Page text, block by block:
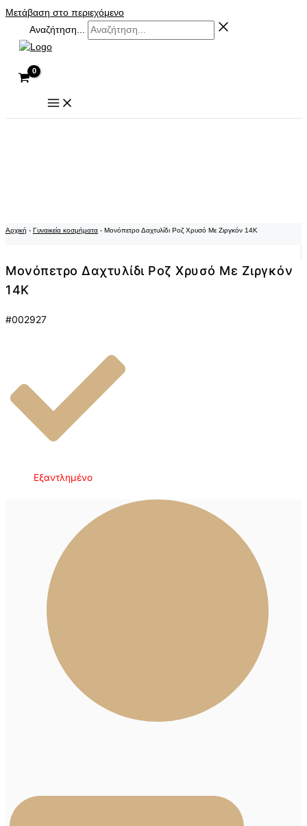
Μετάβαση στο περιεχόμενο
Αναζήτηση...
Αρχική - Γυναικεία κοσμήματα - Μονόπετρο Δαχτυλίδι Ροζ Χρυσό Με Ζιργκόν 14K
Μονόπετρο Δαχτυλίδι Ροζ Χρυσό Με Ζιργκόν
14K
#002927
Εξαντλημένο